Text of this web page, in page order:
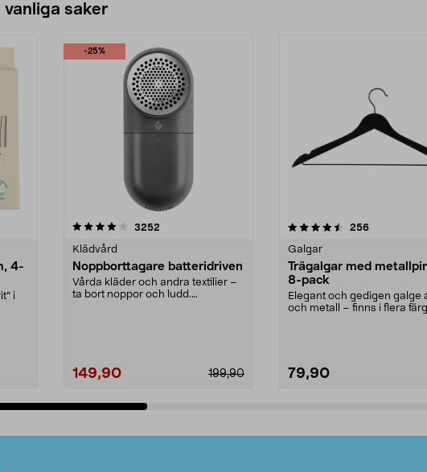
saker
4-
i
-25%
3252
Klädvård
Noppborttagare batteridriven
Vårda kläder och andra textilier –
ta bort noppor och ludd.
199,90
149,90
4.5av 5 stjärnor 256recensioner
Galgar
Trägalgar med
8-pack
Elegant och gedigen galge
och metall – finns i flera
79,90
4.0av 5 stjärnor